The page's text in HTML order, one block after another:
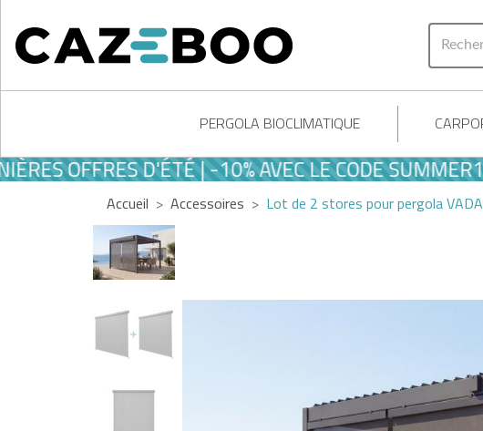
PERGOLA BIOCLIMATIQUE
D'ÉTÉ | -10% AVEC LE CODE SUMMER10
Accueil Accessoires Lot de 2 stores pour pergola